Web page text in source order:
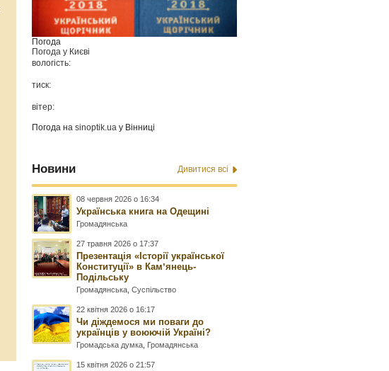
Погода
Погода у Києві
вологість:
тиск:
вітер:
Погода наsinoptik.ua у Вінниці
Новини Дивитися всі
08 червня 2026 о 16:34
Українська книга на Одещині
Громадянська
27 травня 2026 о 17:37
Презентація «Історії української
Конституції» в Камʼянець-
Подільську
Громадянська ,Суспільство
22 квітня 2026 о 16:17
Чи діждемося ми поваги до
українців у воюючій Україні?
Громадська думка Громадянська
15 квітня 2026 о 21:57